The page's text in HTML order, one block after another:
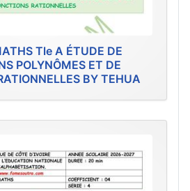
Tle A ÉTUDE DE
POLYNÔMES ET DE
BY TEHUA